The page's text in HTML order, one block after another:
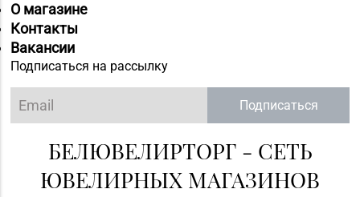
О магазине
Контакты
Вакансии
Подписаться на рассылку
Подписаться
БЕЛЮВЕЛИРТОРГ - СЕТЬ
ЮВЕЛИРНЫХ МАГАЗИНОВ